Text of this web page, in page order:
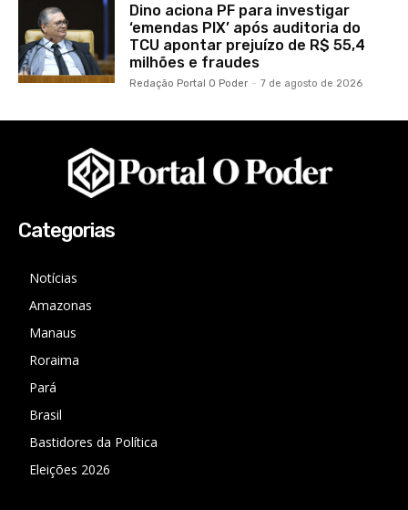
Dino aciona PF para investigar
‘emendas PIX’ após auditoria do
TCU apontar prejuízo de R$ 55,4
milhões e fraudes
Redação Portal O Poder - 7 de agosto de 2026
Categorias
Notícias
Amazonas
Manaus
Roraima
Pará
Brasil
Bastidores da Política
Eleições 2026